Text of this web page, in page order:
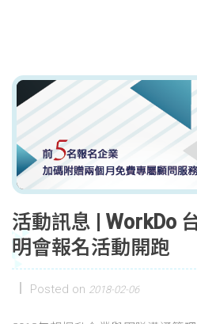
活動訊息 | WorkDo
明會報名活動開跑
Posted on 2018-02-06